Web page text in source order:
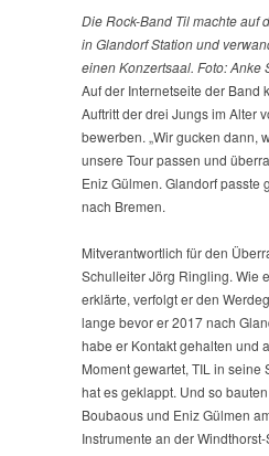
Die Rock-Band Til machte auf
in Glandorf Station und
einen Konzertsaal. Foto: Anke
Auf der Internetseite der Band
Auftritt der drei Jungs im Alter
bewerben. „Wir gucken dann,
unsere Tour passen und
Eniz Gülmen. Glandorf passte
nach Bremen.
Mitverantwortlich für den
Schulleiter Jörg Ringling. Wie
erklärte, verfolgt er den
lange bevor er 2017 nach
habe er Kontakt gehalten und
Moment gewartet, TIL in seine
hat es geklappt. Und so
Boubaous und Eniz Gülmen
Instrumente an der